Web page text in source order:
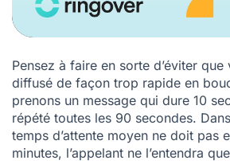
Pensez à faire en sorte d’éviter
diffusé de façon trop rapide en
prenons un message qui dure 10
répété toutes les 90 secondes.
temps d’attente moyen ne doit pas
minutes, l’appelant ne l’entendra